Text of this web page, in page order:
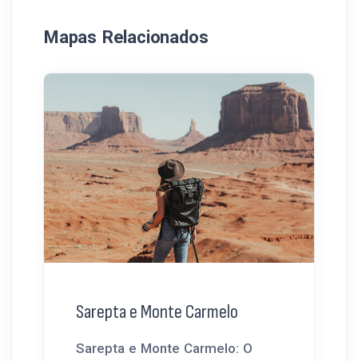
Mapas Relacionados
Sarepta e Monte Carmelo
Sarepta e Monte Carmelo: O